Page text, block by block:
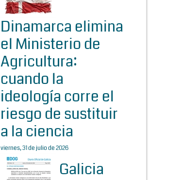
Dinamarca elimina
el Ministerio de
Agricultura:
cuando la
ideología corre el
riesgo de sustituir
a la ciencia
viernes, 31 de julio de 2026
Galicia